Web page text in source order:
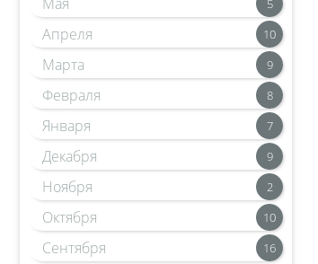
Мая 5
Апреля 10
Марта 9
Февраля 8
Января 7
Декабря 9
Ноября 2
Октября 10
Сентября 16